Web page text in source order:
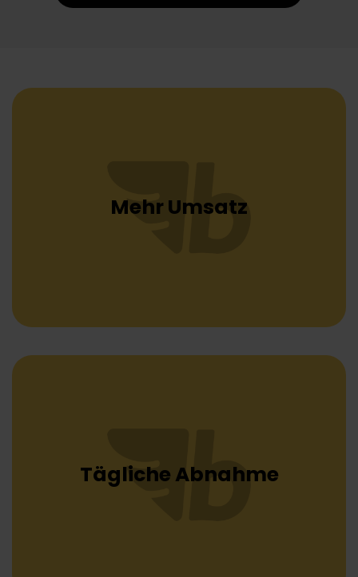
Mehr Umsatz
Tägliche Abnahme